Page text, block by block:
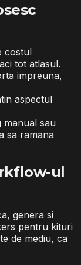
costul
tot atlasul.
impreuna,
aspectul
manual sau
sa ramana
ul
genera si
pentru kituri
de mediu, ca